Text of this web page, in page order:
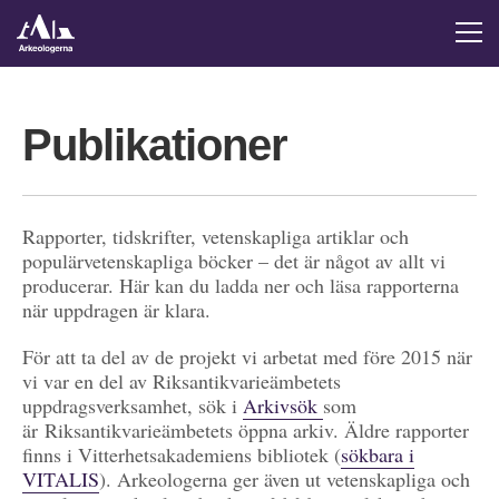
Publikationer
Rapporter, tidskrifter, vetenskapliga artiklar och
populärvetenskapliga böcker – det är något av allt vi
producerar. Här kan du ladda ner och läsa rapporterna
när uppdragen är klara.
För att ta del av de projekt vi arbetat med före 2015 när
vi var en del av Riksantikvarieämbetets
uppdragsverksamhet, sök i Arkivsök som
är Riksantikvarieämbetets öppna arkiv. Äldre rapporter
finns i Vitterhetsakademiens bibliotek (sökbara i
VITALIS). Arkeologerna ger även ut vetenskapliga och